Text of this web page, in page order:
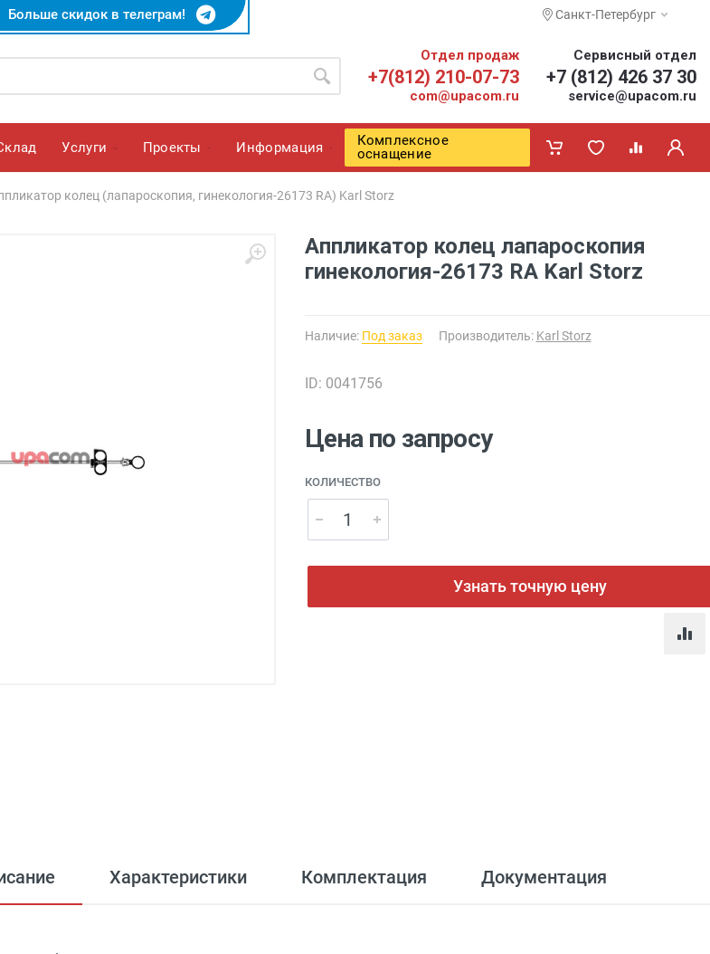
Больше скидок в телеграм! Санкт-Петербург
Отдел продаж
+7(812) 210-07-73
com@upacom.ru
Сервисный отдел
+7 (812) 426 37 30
service@upacom.ru
Услуги Проекты Информация
Комплексное
оснащение
колец (лапароскопия, гинекология-26173 RA) Karl Storz
Аппликатор колец лапароскопия
гинекология-26173 RA Karl Storz
Наличие: Под заказ Производитель: Karl Storz
ID: 0041756
Цена по запросу
КОЛИЧЕСТВО
Узнать точную цену
Характеристики Комплектация Документация